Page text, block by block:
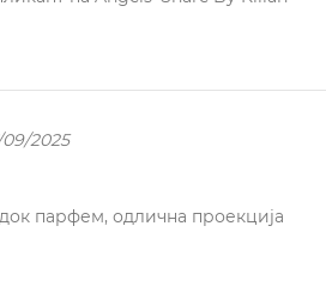
2025
парфем, одлична проекција